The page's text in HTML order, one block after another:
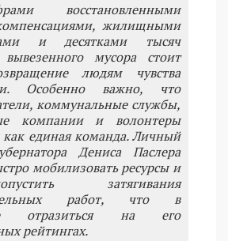
восстановленными
жилищными
и десятками тысяч
вывезенного мусора стоит
людям чувства
Особенно важно, что
коммунальные службы,
компании и волонтеры
как единая команда. Личный
Дениса Паслера
мобилизовать ресурсы и
затягивания
работ, что в
отразиться на его
рейтингах.